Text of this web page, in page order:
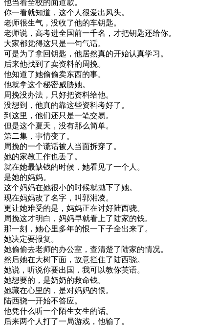
他当着全校的面道歉。
你一看就知道 ， 这个人很爱出风头。
老师很生气 ， 没收了他的车钥匙。
老师说 ， 高考进全国前一千名 ， 才把钥匙还给你。
大家都觉得这只是一句气话。
可是为了拿回钥匙 ， 他居然真的开始认真学习。
后来他找到 了卖资料的周挽。
他知道了她偷偷卖东西的事。
他就拿这个秘密威胁她。
周挽没办法 ， 只好把资料给他。
没想到
， 他真的靠这些资料考好了。
到 这里 ， 他们还只是一笔交易。
但是这个夏天 ， 没有那么简单。
第二集 ， 事情变了。
周挽的一个谎话被人当面拆穿了。
她的家教工作也丢了。
就在她最缺钱的时候 ， 她看见了一个人。
是她的妈妈。
这个妈妈在她很小的时候就抛下了她。
现在妈妈改了名字 ， 叫郭湘凌。
更让她难受的是 ， 妈妈正在讨好陆西骁。
周挽这才明白 ， 妈妈早就看上了 陆家的钱。
那一刻 ， 她心里多年的恨一下子全出来了。
她决定要报复。
她偷偷去老师的办公室 ， 查清楚了 陆家的情况。
然后她在大树下面 ， 故意拦住了 陆西骁。
她说 ， 听说你要出国 ， 我可以教你英语。
她想要的 ， 是奶奶的救命钱。
她藏在心里的 ， 是对妈妈的恨。
陆西骁一开始不答应。
他凭什么听一个陌生女生的话。
后来两个人打了一局游戏 ， 他输了。